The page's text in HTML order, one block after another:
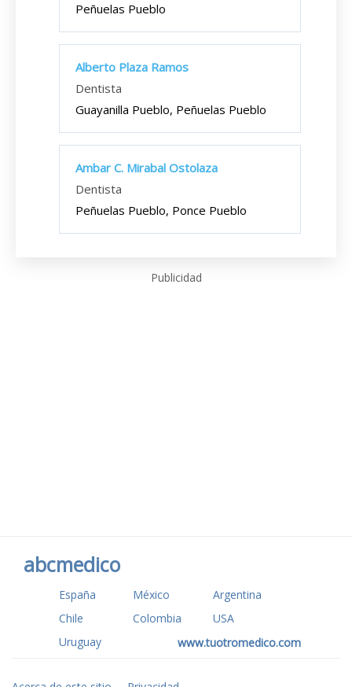
Peñuelas Pueblo
Alberto Plaza Ramos
Dentista
Guayanilla Pueblo, Peñuelas Pueblo
Ambar C. Mirabal Ostolaza
Dentista
Peñuelas Pueblo, Ponce Pueblo
Publicidad
abcmedico
España México
Argentina
Chile
Colombia
USA
Uruguay
www.tuotromedico.com